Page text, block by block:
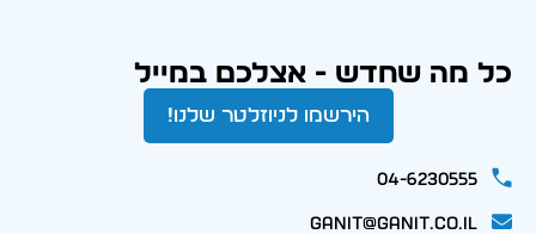
כל מה שחדש - אצלכם במייל
הירשמו לניוזלטר שלנו!
04-6230555
ganit@ganit.co.il